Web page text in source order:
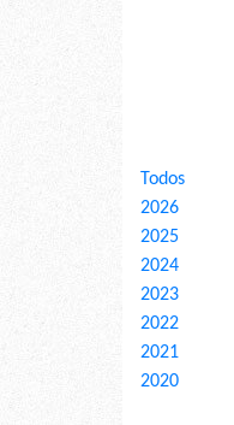
Todos
2026
2025
2024
2023
2022
2021
2020